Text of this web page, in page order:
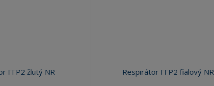
FFP2 žlutý NR Respirátor FFP2 fialový NR